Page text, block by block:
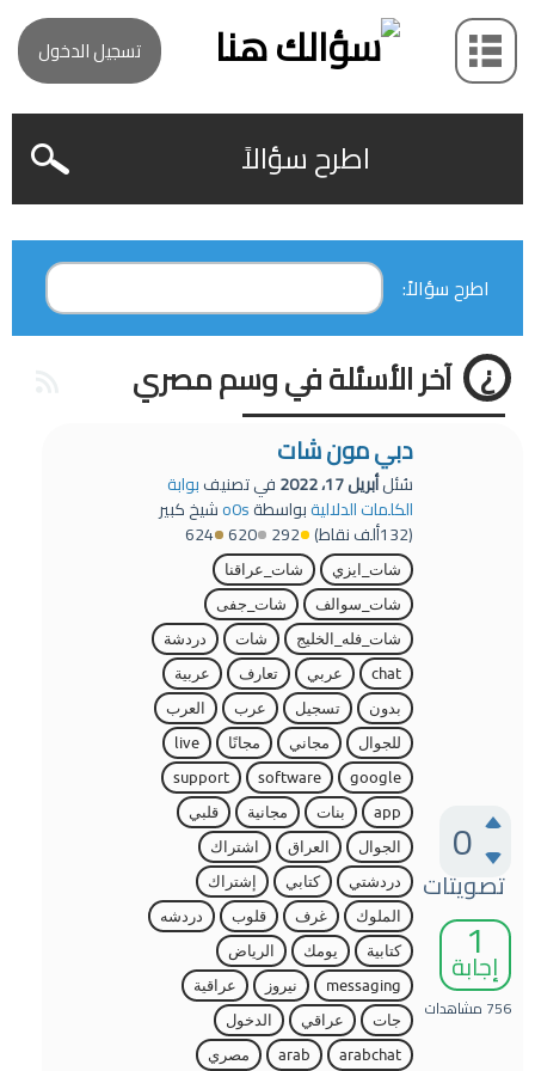
تسجيل الدخول
اطرح سؤالاً
اطرح سؤالاً:
آخر الأسئلة في وسم مصري
0
تصويتات
1
إجابة
756 مشاهدات
دبي مون شات
سُئلأبريل 17، 2022 في تصنيفبوابة
الكلمات الدلاليةبواسطةo0sشيخ كبير
(132ألف نقاط) 292
620
624
شات_ايزي
شات_عراقنا
شات_سوالف
شات_جفى
شات_فله_الخليج
شات
دردشة
chat
عربي تعارف
عربية
بدون
تسجيل عرب
العرب
للجوال
مجاني مجانًا
live
google
software
support
app
بنات مجانية
قلبي
الجوال
العراق
اشتراك
دردشتي
كتابي
إشتراك
الملوك
غرف قلوب
دردشه
كتابية
يومك
الرياض
messaging
نيروز
عراقية
جات
عراقي
الدخول
arabchat
arab مصري